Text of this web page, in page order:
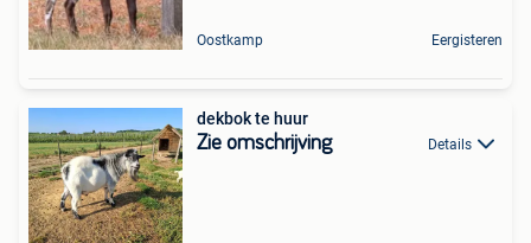
Oostkamp Eergisteren
dekbok te huur
Zie omschrijving Details